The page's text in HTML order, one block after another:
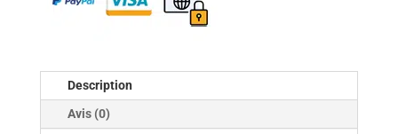
Description
Avis (0)